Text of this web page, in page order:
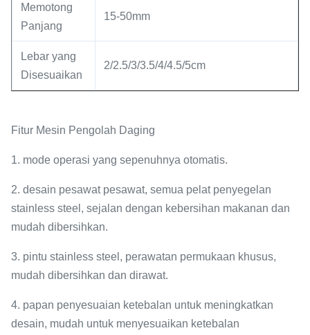
Memotong
Panjang
15-50mm
Lebar yang
Disesuaikan
2/2.5/3/3.5/4/4.5/5cm
Fitur Mesin Pengolah Daging
1. mode operasi yang sepenuhnya otomatis.
2. desain pesawat pesawat, semua pelat penyegelan
stainless steel, sejalan dengan kebersihan makanan dan
mudah dibersihkan.
3. pintu stainless steel, perawatan permukaan khusus,
mudah dibersihkan dan dirawat.
4. papan penyesuaian ketebalan untuk meningkatkan
desain, mudah untuk menyesuaikan ketebalan